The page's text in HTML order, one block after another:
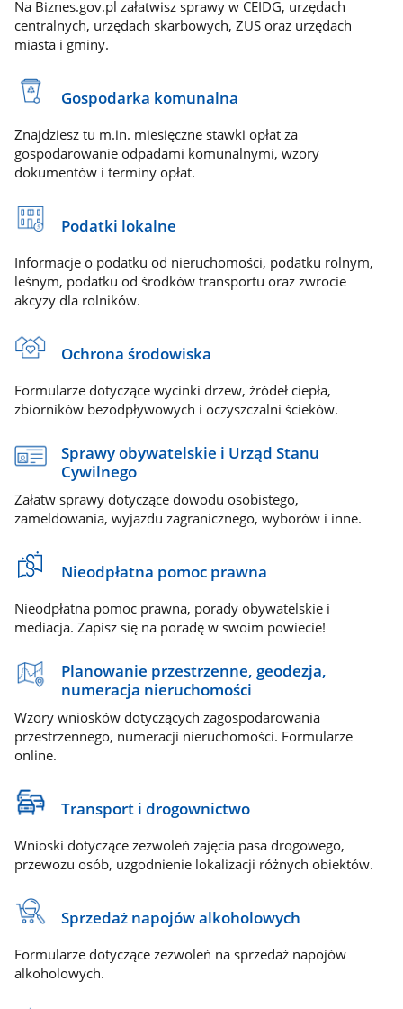
Na Biznes.gov.pl załatwisz sprawy w CEIDG, urzędach
centralnych, urzędach skarbowych, ZUS oraz urzędach
miasta i gminy.
Gospodarka komunalna
Znajdziesz tu m.in. miesięczne stawki opłat za
gospodarowanie odpadami komunalnymi, wzory
dokumentów i terminy opłat.
Podatki lokalne
Informacje o podatku od nieruchomości, podatku rolnym,
leśnym, podatku od środków transportu oraz zwrocie
akcyzy dla rolników.
Ochrona środowiska
Formularze dotyczące wycinki drzew, źródeł ciepła,
zbiorników bezodpływowych i oczyszczalni ścieków.
Sprawy obywatelskie i Urząd Stanu
Cywilnego
Załatw sprawy dotyczące dowodu osobistego,
zameldowania, wyjazdu zagranicznego, wyborów i inne.
Nieodpłatna pomoc prawna
Nieodpłatna pomoc prawna, porady obywatelskie i
mediacja. Zapisz się na poradę w swoim powiecie!
Planowanie przestrzenne, geodezja,
numeracja nieruchomości
Wzory wniosków dotyczących zagospodarowania
przestrzennego, numeracji nieruchomości. Formularze
online.
Transport i drogownictwo
Wnioski dotyczące zezwoleń zajęcia pasa drogowego,
przewozu osób, uzgodnienie lokalizacji różnych obiektów.
Sprzedaż napojów alkoholowych
Formularze dotyczące zezwoleń na sprzedaż napojów
alkoholowych.